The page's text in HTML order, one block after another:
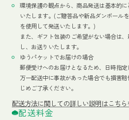
環境保護の観点から、商品発送は基本的
いたします。(ご贈答品や新品ダンボール
を使用して発送いたします。)
また、ギフト包装のご希望がない場合は
し、お送りいたします。
ゆうパケットでお届けの場合
郵便受けへのお届けとなるため、日時指定
万一配送中に事故があった場合でも損害
じめご了承ください。
配送方法に関しての詳しい説明はこちら
配送料金